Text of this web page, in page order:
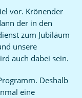
vor. Krönender
der in den
zum Jubiläum
unsere
auch dabei sein.
Deshalb
eine